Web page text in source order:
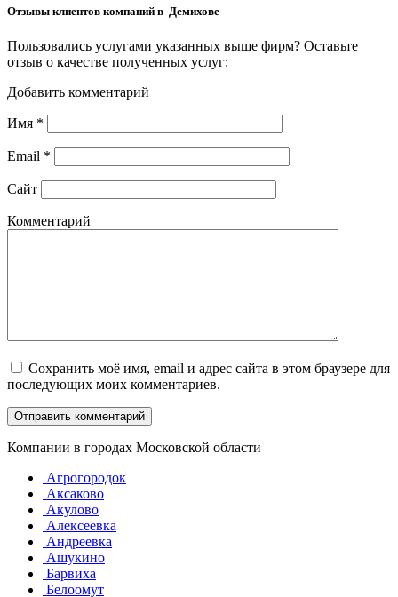
Отзывы клиентов компаний в Демихове
Пользовались услугами указанных выше фирм? Оставьте
отзыв о качестве полученных услуг:
Добавить комментарий
Имя *
Email *
Сайт
Комментарий
Сохранить моё имя, email и адрес сайта в этом браузере для
последующих моих комментариев.
Компании в городах Московской области
Агрогородок
Аксаково
Акулово
Алексеевка
Андреевка
Ашукино
Барвиха
Белоомут